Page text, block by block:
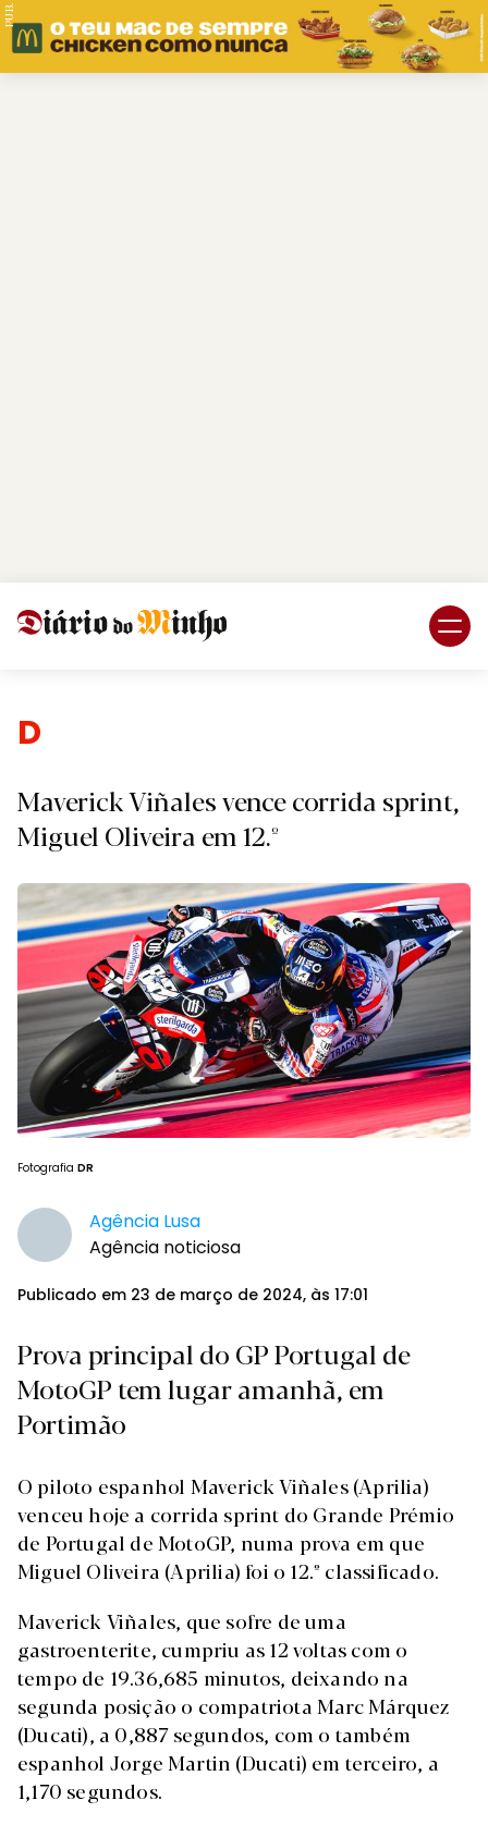
PUB.
Desporto
Maverick Viñales vence corrida sprint,
Miguel Oliveira em 12.º
Fotografia DR
Agência Lusa
Agência noticiosa
Publicado em 23 de março de 2024, às 17:01
Prova principal do GP Portugal de
MotoGP tem lugar amanhã, em
Portimão
O piloto espanhol Maverick Viñales (Aprilia)
venceu hoje a corrida sprint do Grande Prémio
de Portugal de MotoGP, numa prova em que
Miguel Oliveira (Aprilia) foi o 12.º classificado.
Maverick Viñales, que sofre de uma
gastroenterite, cumpriu as 12 voltas com o
tempo de 19.36,685 minutos, deixando na
segunda posição o compatriota Marc Márquez
(Ducati), a 0,887 segundos, com o também
espanhol Jorge Martin (Ducati) em terceiro, a
1,170 segundos.